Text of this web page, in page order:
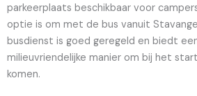
parkeerplaats beschikbaar voor
optie is om met de bus vanuit
busdienst is goed geregeld en biedt
milieuvriendelijke manier om bij het
komen.